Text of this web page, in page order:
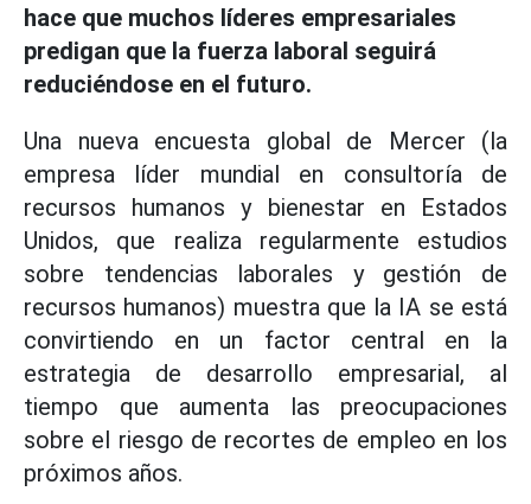
hace que muchos líderes empresariales
predigan que la fuerza laboral seguirá
reduciéndose en el futuro.
Una nueva encuesta global de Mercer (la
empresa líder mundial en consultoría de
recursos humanos y bienestar en Estados
Unidos, que realiza regularmente estudios
sobre tendencias laborales y gestión de
recursos humanos) muestra que la IA se está
convirtiendo en un factor central en la
estrategia de desarrollo empresarial, al
tiempo que aumenta las preocupaciones
sobre el riesgo de recortes de empleo en los
próximos años.